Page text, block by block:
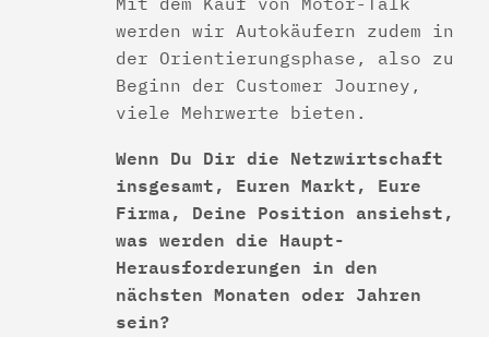
werden wir Autokäufern zudem in
der Orientierungsphase, also zu
Beginn der Customer Journey,
viele Mehrwerte bieten.
Wenn Du Dir die Netzwirtschaft
insgesamt, Euren Markt, Eure
Firma, Deine Position ansiehst,
was werden die Haupt-
Herausforderungen in den
nächsten Monaten oder Jahren
sein?